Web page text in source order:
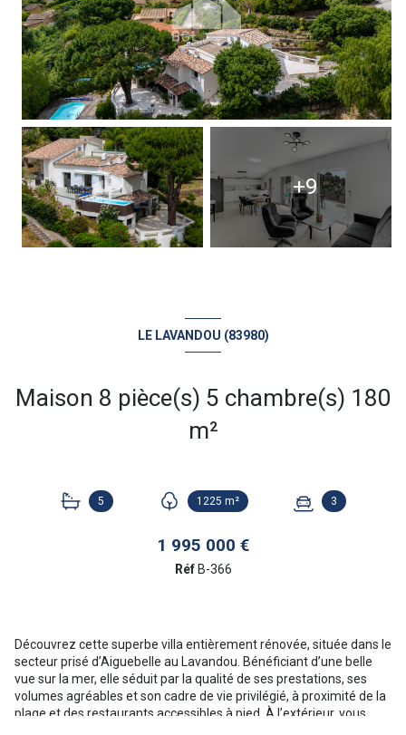
+9
LE LAVANDOU (83980)
Maison 8 pièce(s) 5 chambre(s) 180
m²
5 1225 m² 3
1 995 000 €
Réf B-366
Découvrez cette superbe villa entièrement rénovée, située dans le
secteur prisé d’Aiguebelle au Lavandou. Bénéficiant d’une belle
vue sur la mer, elle séduit par la qualité de ses prestations, ses
volumes agréables et son cadre de vie privilégié, à proximité de la
plage et des restaurants accessibles à pied. À l’extérieur, vous